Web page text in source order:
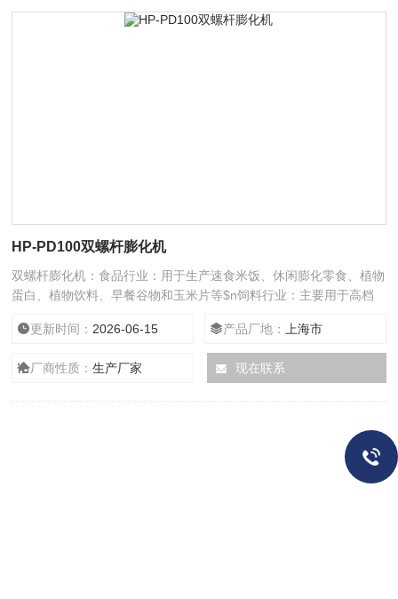
HP-PD100双螺杆膨化机
双螺杆膨化机：食品行业：用于生产速食米饭、休闲膨化零食、植物
蛋白、植物饮料、早餐谷物和玉米片等$n饲料行业：主要用于高档
更新时间： 2026-06-15 产品厂地： 上海市
厂商性质：生产厂家 现在联系